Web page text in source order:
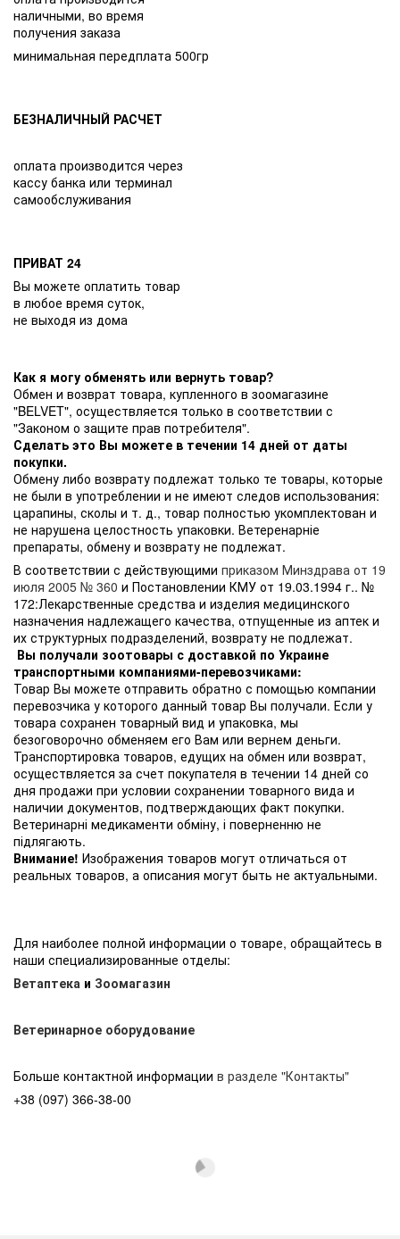
наличными, во время
получения заказа
минимальная передплата 500гр
БЕЗНАЛИЧНЫЙ РАСЧЕТ
оплата производится через
кассу банка или терминал
самообслуживания
ПРИВАТ 24
Вы можете оплатить товар
в любое время суток,
не выходя из дома
Как я могу обменять или вернуть товар?
Обмен и возврат товара, купленного в зоомагазине
"BELVET", осуществляется только в соответствии с
"Законом о защите прав потребителя".
Сделать это Вы можете в течении 14 дней от даты
покупки.
Обмену либо возврату подлежат только те товары, которые
не были в употреблении и не имеют следов использования:
царапины, сколы и т. д., товар полностью укомплектован и
не нарушена целостность упаковки. Ветеренарніе
препараты, обмену и возврату не подлежат.
В соответствии с действующими приказом Минздрава от 19
июля 2005 № 360 и Постановлении КМУ от 19.03.1994 г.. №
172:Лекарственные средства и изделия медицинского
назначения надлежащего качества, отпущенные из аптек и
их структурных подразделений, возврату не подлежат.
Вы получали зоотовары с доставкой по Украине
транспортными компаниями-перевозчиками:
Товар Вы можете отправить обратно с помощью компании
перевозчика у которого данный товар Вы получали. Если у
товара сохранен товарный вид и упаковка, мы
безоговорочно обменяем его Вам или вернем деньги.
Транспортировка товаров, едущих на обмен или возврат,
осуществляется за счет покупателя в течении 14 дней со
дня продажи при условии сохранении товарного вида и
наличии документов, подтверждающих факт покупки.
Ветеринарні медикаменти обміну, і поверненню не
підлягають.
Внимание! Изображения товаров могут отличаться от
реальных товаров, а описания могут быть не актуальными.
Для наиболее полной информации о товаре, обращайтесь в
наши специализированные отделы:
Ветаптека и Зоомагазин
Ветеринарное оборудование
Больше контактной информации в разделе "Контакты"
+38 (097) 366-38-00